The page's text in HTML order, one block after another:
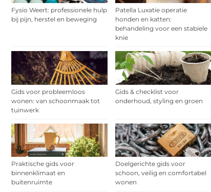
Fysio Weert: professionele hulp
bij pijn, herstel en beweging
Patella Luxatie operatie
honden en katten:
behandeling voor een stabiele
knie
Gids voor probleemloos
wonen: van schoonmaak tot
tuinwerk
Gids & checklist voor
onderhoud, styling en groen
Praktische gids voor
binnenklimaat en
buitenruimte
Doelgerichte gids voor
schoon, veilig en comfortabel
wonen